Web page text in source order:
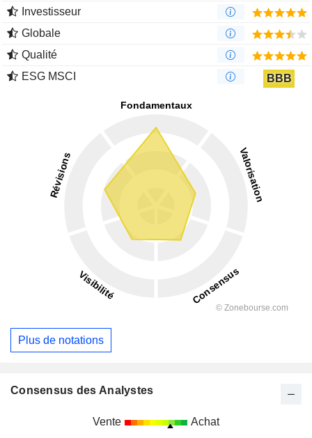
Investisseur
Globale
Qualité
ESG MSCI
BBB
Plus de notations
Consensus des Analystes
Vente Achat